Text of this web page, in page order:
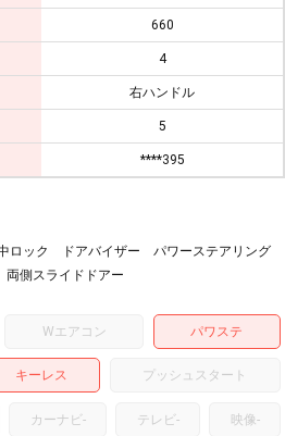
660
4
右ハンドル
5
****395
ロック ドアバイザー パワーステアリング
側スライドドアー
Wエアコン パワステ
キーレス プッシュスタート
カーナビ- テレビ- 映像-